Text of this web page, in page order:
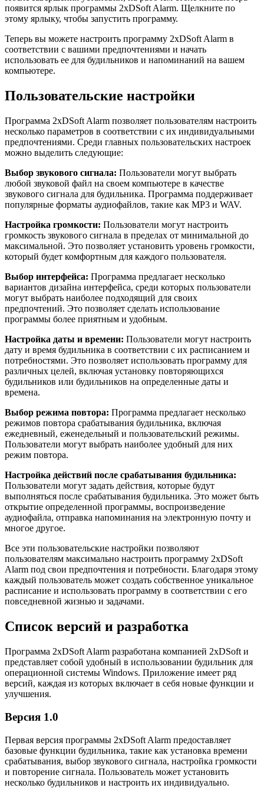
появится ярлык программы 2xDSoft Alarm. Щелкните по
этому ярлыку, чтобы запустить программу.
Теперь вы можете настроить программу 2xDSoft Alarm в
соответствии с вашими предпочтениями и начать
использовать ее для будильников и напоминаний на вашем
компьютере.
Пользовательские настройки
Программа 2xDSoft Alarm позволяет пользователям настроить
несколько параметров в соответствии с их индивидуальными
предпочтениями. Среди главных пользовательских настроек
можно выделить следующие:
Выбор звукового сигнала: Пользователи могут выбрать
любой звуковой файл на своем компьютере в качестве
звукового сигнала для будильника. Программа поддерживает
популярные форматы аудиофайлов, такие как MP3 и WAV.
Настройка громкости: Пользователи могут настроить
громкость звукового сигнала в пределах от минимальной до
максимальной. Это позволяет установить уровень громкости,
который будет комфортным для каждого пользователя.
Выбор интерфейса: Программа предлагает несколько
вариантов дизайна интерфейса, среди которых пользователи
могут выбрать наиболее подходящий для своих
предпочтений. Это позволяет сделать использование
программы более приятным и удобным.
Настройка даты и времени: Пользователи могут настроить
дату и время будильника в соответствии с их расписанием и
потребностями. Это позволяет использовать программу для
различных целей, включая установку повторяющихся
будильников или будильников на определенные даты и
времена.
Выбор режима повтора: Программа предлагает несколько
режимов повтора срабатывания будильника, включая
ежедневный, еженедельный и пользовательский режимы.
Пользователи могут выбрать наиболее удобный для них
режим повтора.
Настройка действий после срабатывания будильника:
Пользователи могут задать действия, которые будут
выполняться после срабатывания будильника. Это может быть
открытие определенной программы, воспроизведение
аудиофайла, отправка напоминания на электронную почту и
многое другое.
Все эти пользовательские настройки позволяют
пользователям максимально настроить программу 2xDSoft
Alarm под свои предпочтения и потребности. Благодаря этому
каждый пользователь может создать собственное уникальное
расписание и использовать программу в соответствии с его
повседневной жизнью и задачами.
Список версий и разработка
Программа 2xDSoft Alarm разработана компанией 2xDSoft и
представляет собой удобный в использовании будильник для
операционной системы Windows. Приложение имеет ряд
версий, каждая из которых включает в себя новые функции и
улучшения.
Версия 1.0
Первая версия программы 2xDSoft Alarm предоставляет
базовые функции будильника, такие как установка времени
срабатывания, выбор звукового сигнала, настройка громкости
и повторение сигнала. Пользователь может установить
несколько будильников и настроить их индивидуально.